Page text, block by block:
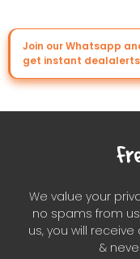
Join our Whatsapp
get instant dealalerts
We value your
no spams from us
us, you will
&